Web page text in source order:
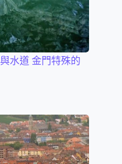
水道 金門特殊的